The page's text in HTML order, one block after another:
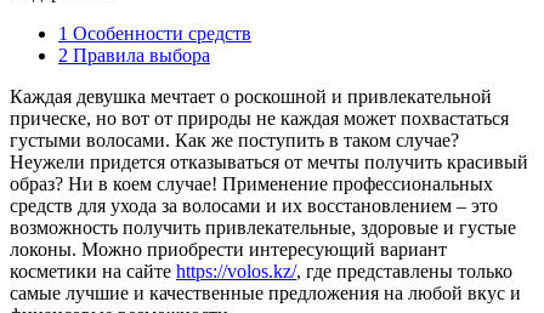
1 Особенности средств
2 Правила выбора
Каждая девушка мечтает о роскошной и привлекательной
прическе, но вот от природы не каждая может похвастаться
густыми волосами. Как же поступить в таком случае?
Неужели придется отказываться от мечты получить красивый
образ? Ни в коем случае! Применение профессиональных
средств для ухода за волосами и их восстановлением – это
возможность получить привлекательные, здоровые и густые
локоны. Можно приобрести интересующий вариант
косметики на сайте https://volos.kz/, где представлены только
самые лучшие и качественные предложения на любой вкус и